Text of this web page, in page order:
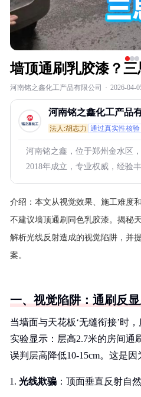
墙顶通刷乳胶漆？三
河南铭之鑫化工产品有限公司 · 2026-04-
河南铭之鑫化工产品
法人:胡志力 通过真实性核验
河南铭之鑫，位于郑州金水区
2018年成立，专业权威，经验
介绍： 本文从视觉效果、施工难度
不建议墙顶通刷同色乳胶漆。揭秘
解析光线反射造成的视觉陷阱，并
案。
一、视觉陷阱：通刷反
当墙面与天花板‘无缝衔接’时
实验显示：层高2.7米的房间通
误判层高降低10-15cm。这是因
光线欺骗 ：顶面垂直反射自